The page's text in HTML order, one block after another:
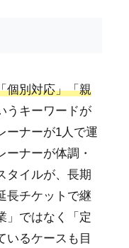
個別対応」「親
うキーワードが
ーナーが1人で運
ナーが体調・
タイルが、長期
長チケットで継
」ではなく「定
いるケースも目